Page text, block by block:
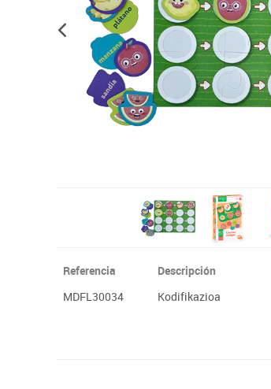
Plastifica, encuaderna, destruye
Papel y manipulados
Referencia Descripción
MDFL30034
Kodifikazioa